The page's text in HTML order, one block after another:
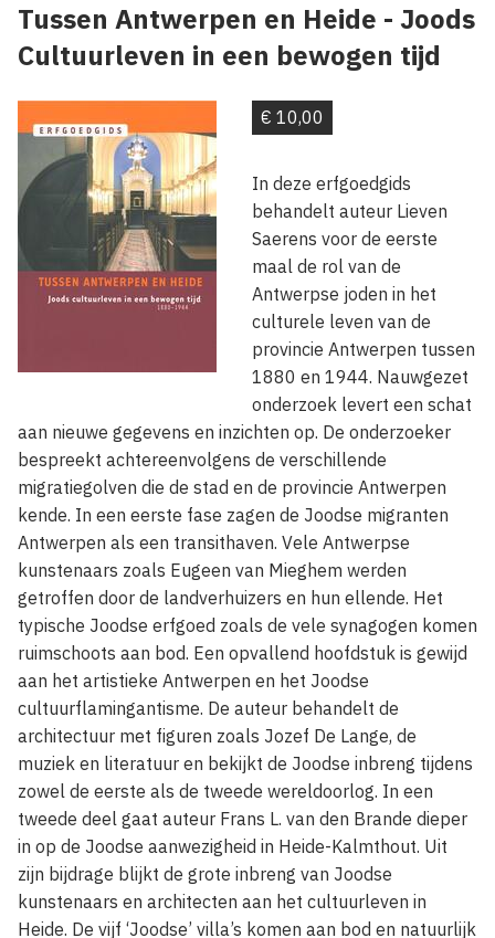
Tussen Antwerpen en Heide - Joods
Cultuurleven in een bewogen tijd
€ 10,00
In deze erfgoedgids
behandelt auteur Lieven
Saerens voor de eerste
maal de rol van de
Antwerpse joden in het
culturele leven van de
provincie Antwerpen tussen
1880 en 1944. Nauwgezet
onderzoek levert een schat
aan nieuwe gegevens en inzichten op. De onderzoeker
bespreekt achtereenvolgens de verschillende
migratiegolven die de stad en de provincie Antwerpen
kende. In een eerste fase zagen de Joodse migranten
Antwerpen als een transithaven. Vele Antwerpse
kunstenaars zoals Eugeen van Mieghem werden
getroffen door de landverhuizers en hun ellende. Het
typische Joodse erfgoed zoals de vele synagogen komen
ruimschoots aan bod. Een opvallend hoofdstuk is gewijd
aan het artistieke Antwerpen en het Joodse
cultuurflamingantisme. De auteur behandelt de
architectuur met figuren zoals Jozef De Lange, de
muziek en literatuur en bekijkt de Joodse inbreng tijdens
zowel de eerste als de tweede wereldoorlog. In een
tweede deel gaat auteur Frans L. van den Brande dieper
in op de Joodse aanwezigheid in Heide-Kalmthout. Uit
zijn bijdrage blijkt de grote inbreng van Joodse
kunstenaars en architecten aan het cultuurleven in
Heide. De vijf ‘Joodse’ villa’s komen aan bod en natuurlijk